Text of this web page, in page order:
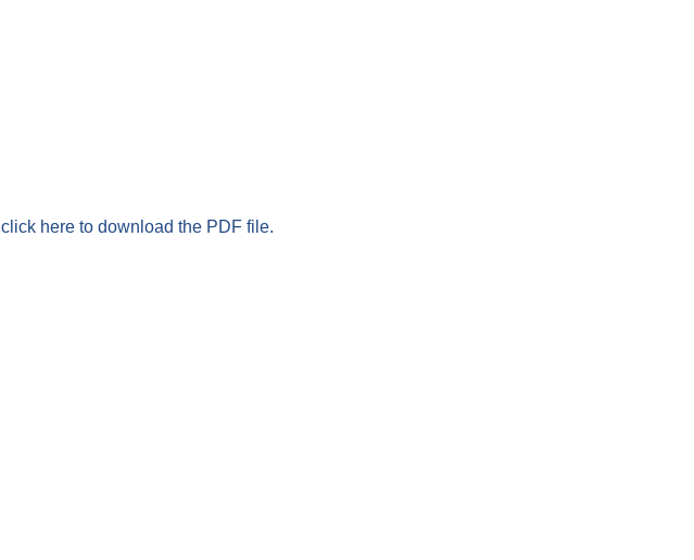
click here to download the PDF file.